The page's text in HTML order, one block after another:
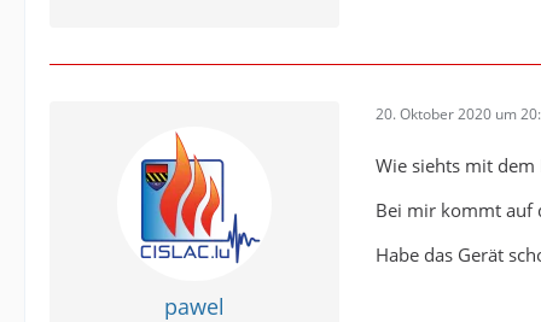
pawel
20. Oktober 2020 um
Wie siehts mit dem
Bei mir kommt auf
Habe das Gerät